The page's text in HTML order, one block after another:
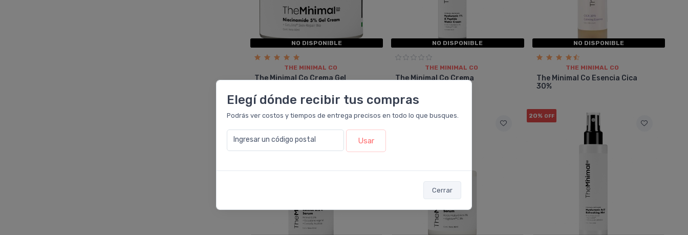
Elegí dónde recibir tus compras
Podrás ver costos y tiempos de entrega precisos en todo lo que busques.
Ingresar un código postal Usar
Cerrar
NO DISPONIBLE
THE MINIMAL CO
The Minimal Co Crema Gel
NO DISPONIBLE
THE MINIMAL CO
The Minimal Co Crema
NO DISPONIBLE
THE MINIMAL CO
The Minimal Co Esencia Cica
30%
20%OFF 20% OFF